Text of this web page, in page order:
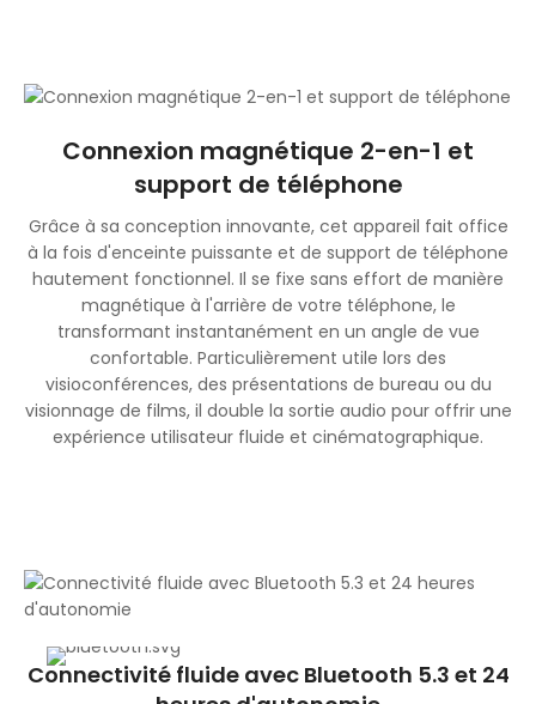
Connexion magnétique 2-en-1 et
support de téléphone
Grâce à sa conception innovante, cet appareil fait office
à la fois d'enceinte puissante et de support de téléphone
hautement fonctionnel. Il se fixe sans effort de manière
magnétique à l'arrière de votre téléphone, le
transformant instantanément en un angle de vue
confortable. Particulièrement utile lors des
visioconférences, des présentations de bureau ou du
visionnage de films, il double la sortie audio pour offrir une
expérience utilisateur fluide et cinématographique.
Connectivité fluide avec Bluetooth 5.3 et 24